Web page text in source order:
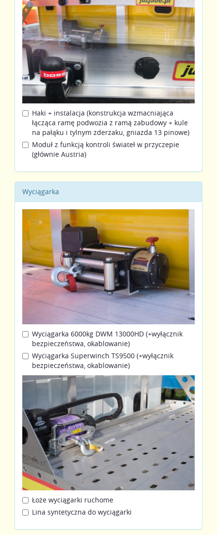
Haki + instalacja (konstrukcja wzmacniająca
łącząca ramę podwozia z ramą zabudowy + kule
na pałąku i tylnym zderzaku, gniazda 13 pinowe)
Moduł z funkcją kontroli świateł w przyczepie
(głównie Austria)
Wyciągarka
Wyciągarka 6000kg DWM 13000HD (+wyłącznik
bezpieczeństwa, okablowanie)
Wyciągarka Superwinch TS9500 (+wyłącznik
bezpieczeństwa, okablowanie)
Łoże wyciągarki ruchome
Lina syntetyczna do wyciągarki